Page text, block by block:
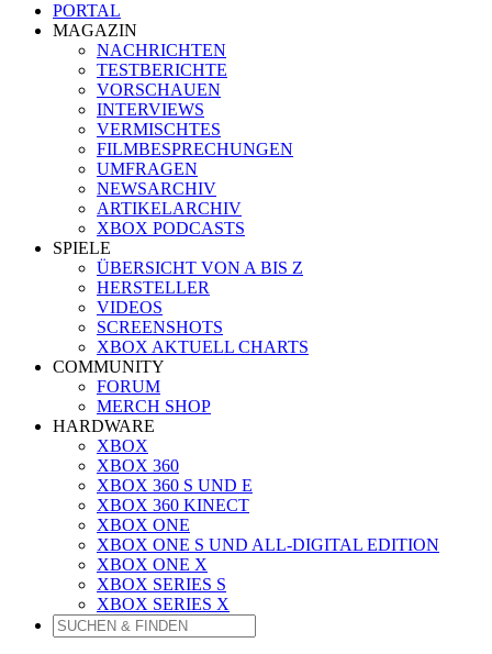
PORTAL
MAGAZIN
NACHRICHTEN
TESTBERICHTE
VORSCHAUEN
INTERVIEWS
VERMISCHTES
FILMBESPRECHUNGEN
UMFRAGEN
NEWSARCHIV
ARTIKELARCHIV
XBOX PODCASTS
SPIELE
ÜBERSICHT VON A BIS Z
HERSTELLER
VIDEOS
SCREENSHOTS
XBOX AKTUELL CHARTS
COMMUNITY
FORUM
MERCH SHOP
HARDWARE
XBOX
XBOX 360
XBOX 360 S UND E
XBOX 360 KINECT
XBOX ONE
XBOX ONE S UND ALL-DIGITAL EDITION
XBOX ONE X
XBOX SERIES S
XBOX SERIES X